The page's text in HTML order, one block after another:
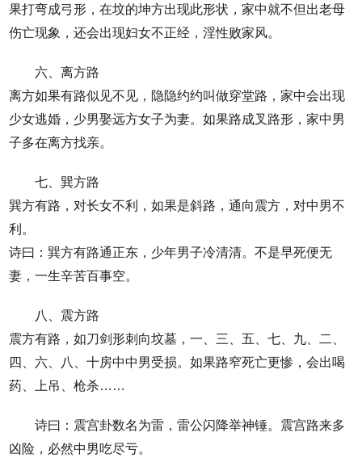
果打弯成弓形，在坟的坤方出现此形状，家中就不但出老母
伤亡现象，还会出现妇女不正经，淫性败家风。
六、离方路
离方如果有路似见不见，隐隐约约叫做穿堂路，家中会出现
少女逃婚，少男娶远方女子为妻。如果路成叉路形，家中男
子多在离方找亲。
七、巽方路
巽方有路，对长女不利，如果是斜路，通向震方，对中男不
利。
诗曰：巽方有路通正东，少年男子冷清清。不是早死便无
妻，一生辛苦百事空。
八、震方路
震方有路，如刀剑形刺向坟墓，一、三、五、七、九、二、
四、六、八、十房中中男受损。如果路窄死亡更惨，会出喝
药、上吊、枪杀……
诗曰：震宫卦数名为雷，雷公闪降举神锤。震宫路来多
凶险，必然中男吃尽亏。